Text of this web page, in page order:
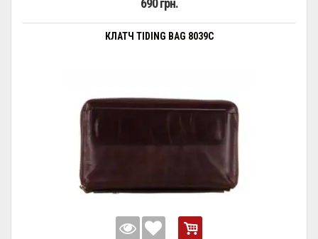
690 грн.
КЛАТЧ TIDING BAG 8039C